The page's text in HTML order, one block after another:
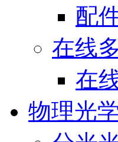
配
在线
在
物理光